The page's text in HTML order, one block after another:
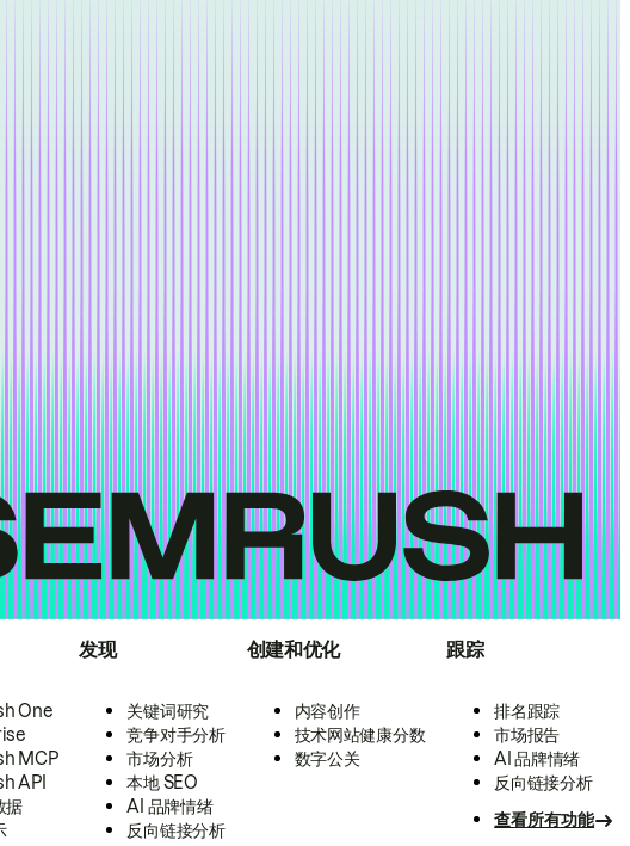
One
MCP
API
据
发现
关键词研究
竞争对手分析
市场分析
本地 SEO
AI 品牌情绪
反向链接分析
创建和优化
内容创作
技术网站健康分数
数字公关
跟踪
排名跟踪
市场报告
AI 品牌情绪
反向链接分析
查看所有功能